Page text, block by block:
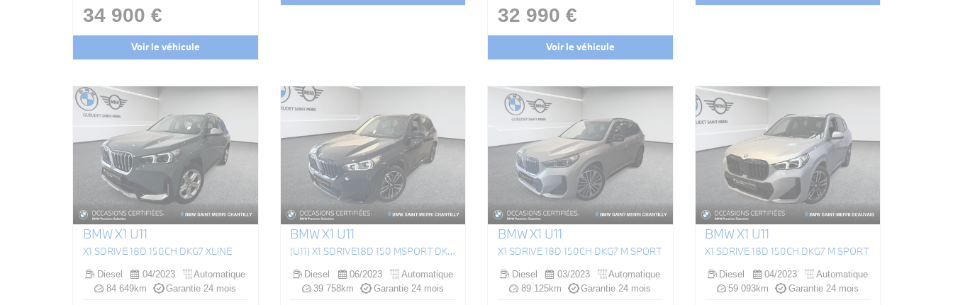
34 900 €
Voir le véhicule
32 990 €
Voir le véhicule
BMW X1 U11
X1 SDRIVE 18D 150CH DKG7 XLINE
Diesel 04/2023
Automatique
84 649km
Garantie 24 mois
BMW X1 U11
(U11) X1 SDRIVE18D 150 MSPORT DKG7
Diesel 06/2023
Automatique
39 758km
Garantie 24 mois
BMW X1 U11
X1 SDRIVE 18D 150CH DKG7 M SPORT
Diesel 03/2023
Automatique
89 125km
Garantie 24 mois
BMW X1 U11
X1 SDRIVE 18D 150CH DKG7 M SPORT
Diesel 04/2023
Automatique
59 093km
Garantie 24 mois